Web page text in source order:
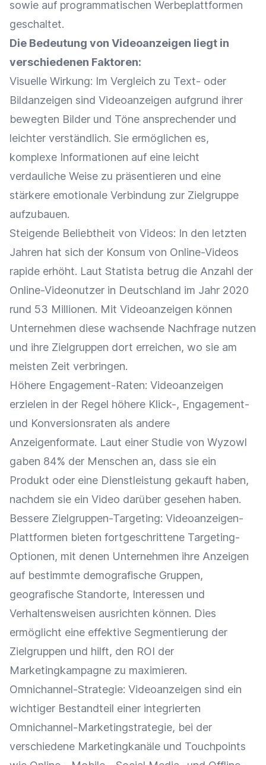
sowie auf programmatischen Werbeplattformen
geschaltet.
Die Bedeutung von Videoanzeigen liegt in
verschiedenen Faktoren:
Visuelle Wirkung: Im Vergleich zu Text- oder
Bildanzeigen sind Videoanzeigen aufgrund ihrer
bewegten Bilder und Töne ansprechender und
leichter verständlich. Sie ermöglichen es,
komplexe Informationen auf eine leicht
verdauliche Weise zu präsentieren und eine
stärkere emotionale Verbindung zur Zielgruppe
aufzubauen.
Steigende Beliebtheit von Videos: In den letzten
Jahren hat sich der Konsum von Online-Videos
rapide erhöht. Laut Statista betrug die Anzahl der
Online-Videonutzer in Deutschland im Jahr 2020
rund 53 Millionen. Mit Videoanzeigen können
Unternehmen diese wachsende Nachfrage nutzen
und ihre Zielgruppen dort erreichen, wo sie am
meisten Zeit verbringen.
Höhere Engagement-Raten: Videoanzeigen
erzielen in der Regel höhere Klick-, Engagement-
und Konversionsraten als andere
Anzeigenformate. Laut einer Studie von Wyzowl
gaben 84% der Menschen an, dass sie ein
Produkt oder eine Dienstleistung gekauft haben,
nachdem sie ein Video darüber gesehen haben.
Bessere Zielgruppen-Targeting: Videoanzeigen-
Plattformen bieten fortgeschrittene Targeting-
Optionen, mit denen Unternehmen ihre Anzeigen
auf bestimmte demografische Gruppen,
geografische Standorte, Interessen und
Verhaltensweisen ausrichten können. Dies
ermöglicht eine effektive Segmentierung der
Zielgruppen und hilft, den ROI der
Marketingkampagne zu maximieren.
Omnichannel-Strategie: Videoanzeigen sind ein
wichtiger Bestandteil einer integrierten
Omnichannel-Marketingstrategie, bei der
verschiedene Marketingkanäle und Touchpoints